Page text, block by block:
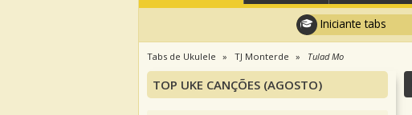
Iniciante tabs
Tabs de Ukulele TJ Monterde Tulad Mo
TOP UKE CANÇÕES (AGOSTO)